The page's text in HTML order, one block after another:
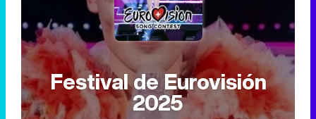
Festival de Eurovisión
2025